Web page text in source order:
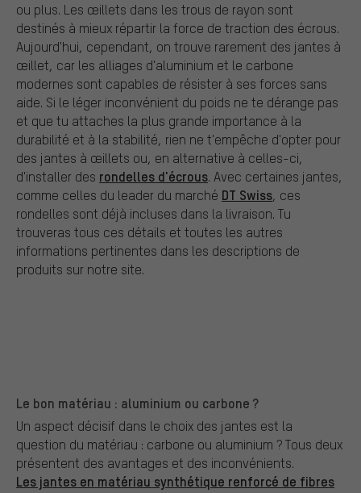
ou plus. Les œillets dans les trous de rayon sont
destinés à mieux répartir la force de traction des écrous.
Aujourd'hui, cependant, on trouve rarement des jantes à
œillet, car les alliages d'aluminium et le carbone
modernes sont capables de résister à ses forces sans
aide. Si le léger inconvénient du poids ne te dérange pas
et que tu attaches la plus grande importance à la
durabilité et à la stabilité, rien ne t'empêche d'opter pour
des jantes à œillets ou, en alternative à celles-ci,
d'installer des rondelles d'écrous. Avec certaines jantes,
comme celles du leader du marché DT Swiss, ces
rondelles sont déjà incluses dans la livraison. Tu
trouveras tous ces détails et toutes les autres
informations pertinentes dans les descriptions de
produits sur notre site.
Le bon matériau : aluminium ou carbone ?
Un aspect décisif dans le choix des jantes est la
question du matériau : carbone ou aluminium ? Tous deux
présentent des avantages et des inconvénients.
Les jantes en matériau synthétique renforcé de fibres